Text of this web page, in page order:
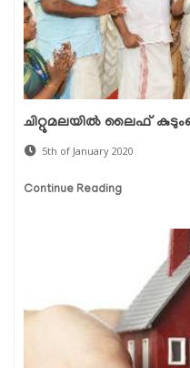
ചിറ്റുമലയില്‍ ലൈഫ്
5th of January 2020
Continue Reading